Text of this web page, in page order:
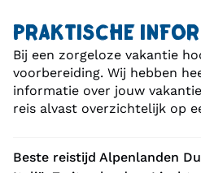
PRAKTISCHE
Bij een zorgeloze vakantie
voorbereiding. Wij hebben
informatie over jouw
reis alvast overzichtelijk op
Beste reistijd Alpenlanden